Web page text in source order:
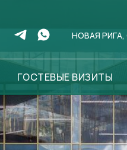
НОВАЯ
ГОСТЕВЫЕ ВИЗИТЫ